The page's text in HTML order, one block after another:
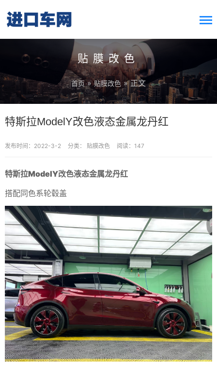
贴膜改色
首页 »贴膜改色» 正文
特斯拉ModelY改色液态金属龙丹红
发布时间：2022-3-2 分类： 贴膜改色 阅读：147
特斯拉ModelY改色液态金属龙丹红
搭配同色系轮毂盖